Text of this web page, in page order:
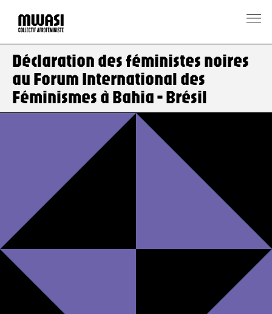
Déclaration des féministes noires
au Forum International des
Féminismes à Bahia - Brésil